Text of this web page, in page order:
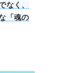
なく、
「魂の